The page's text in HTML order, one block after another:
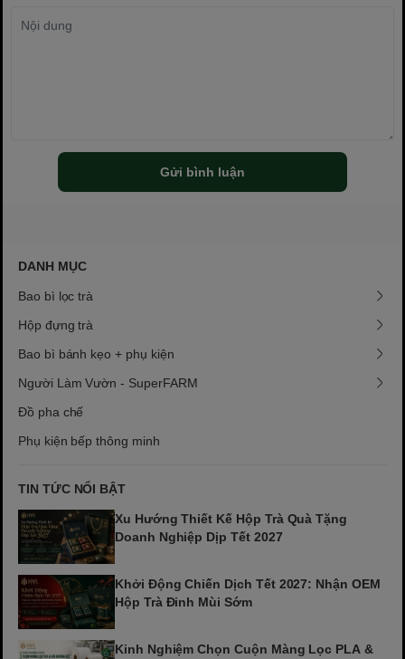
Gửi bình luận
DANH MỤC
Bao bì lọc trà
Hộp đựng trà
Bao bì bánh kẹo + phụ kiện
Người Làm Vườn - SuperFARM
Đồ pha chế
Phụ kiện bếp thông minh
TIN TỨC NỔI BẬT
Xu Hướng Thiết Kế Hộp Trà Quà Tặng
Doanh Nghiệp Dịp Tết 2027
Khởi Động Chiến Dịch Tết 2027: Nhận OEM
Hộp Trà Đinh Mùi Sớm
Kinh Nghiệm Chọn Cuộn Màng Lọc PLA &